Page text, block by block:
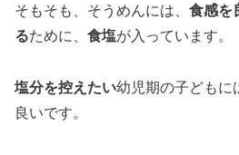
そもそも、そうめんには、 食感を
るために、 食塩が入っています。
塩分を控えたい幼児期の子どもに
良いです。